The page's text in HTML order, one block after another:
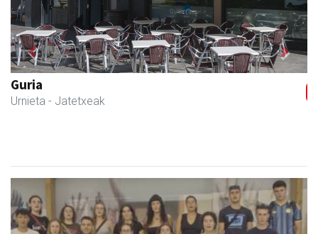
Guria
Urnieta - Jatetxeak
Previous Next